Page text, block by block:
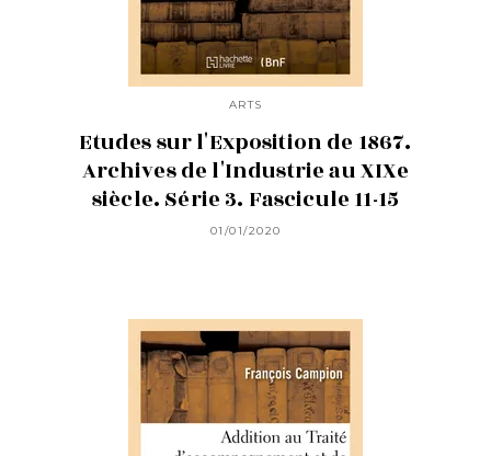
ARTS
Etudes sur l'Exposition de 1867.
Archives de l'Industrie au XIXe
siècle. Série 3. Fascicule 11-15
01/01/2020